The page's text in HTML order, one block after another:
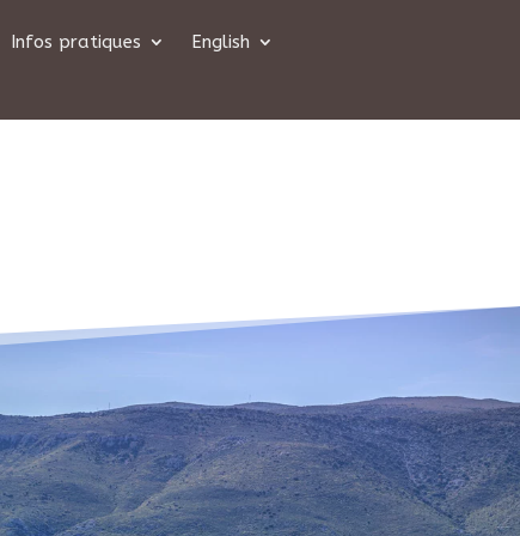
Infos pratiques
English